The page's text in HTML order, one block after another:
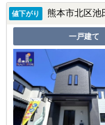
値下がり 熊本市北区池
一戸建て